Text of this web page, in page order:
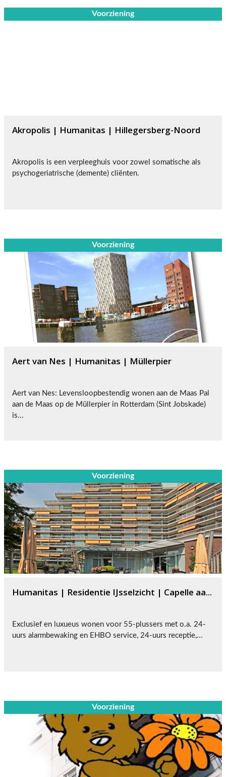
Voorziening
Aert van Nes | Humanitas | Müllerpier
Aert van Nes: Levensloopbestendig wonen aan de Maas Pal
aan de Maas op de Müllerpier in Rotterdam (Sint Jobskade)
is...
Voorziening
Akropolis | Humanitas | Hillegersberg-Noord
Akropolis is een verpleeghuis voor zowel somatische als
psychogeriatrische (demente) cliënten.
Voorziening
Voorziening
Humanitas | Residentie IJsselzicht | Capelle aa...
Exclusief en luxueus wonen voor 55-plussers met o.a. 24-
uurs alarmbewaking en EHBO service, 24-uurs receptie,...